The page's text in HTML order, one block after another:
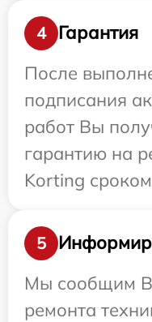
4
Гарантия
После
подписания
работ Вы
гарантию на
Korting
5
Мы сообщим
ремонта